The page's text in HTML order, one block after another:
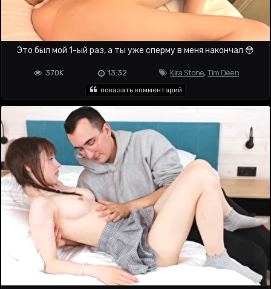
Это был мой 1-ый раз, а ты уже сперму в меня накончал 😳
Kira Stone,Tim Deen
13:32
370K
показать комментарий